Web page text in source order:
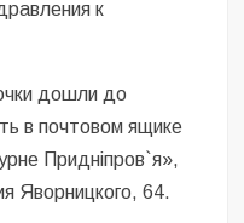
к
дошли до
в почтовом ящике
Придніпров`я»,
Яворницкого, 64.